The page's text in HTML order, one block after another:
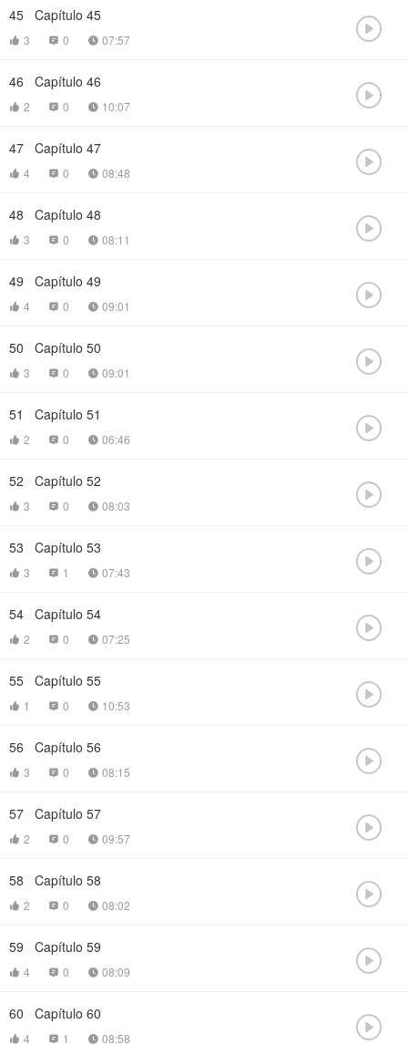
45 Capítulo 45
 3  0  07:57 
46 Capítulo 46
 2  0  10:07 
47 Capítulo 47
 4  0  08:48 
48 Capítulo 48
 3  0  08:11 
49 Capítulo 49
 4  0  09:01 
50 Capítulo 50
 3  0  09:01 
51 Capítulo 51
 2  0  06:46 
52 Capítulo 52
 3  0  08:03 
53 Capítulo 53
 3  1  07:43 
54 Capítulo 54
 2  0  07:25 
55 Capítulo 55
 1  0  10:53 
56 Capítulo 56
 3  0  08:15 
57 Capítulo 57
 2  0  09:57 
58 Capítulo 58
 2  0  08:02 
59 Capítulo 59
 4  0  08:09 
60 Capítulo 60
 4  1  08:58 